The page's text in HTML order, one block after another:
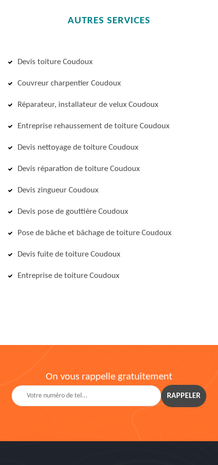
AUTRES SERVICES
Devis toiture Coudoux
Couvreur charpentier Coudoux
Réparateur, installateur de velux Coudoux
Entreprise rehaussement de toiture Coudoux
Devis nettoyage de toiture Coudoux
Devis réparation de toiture Coudoux
Devis zingueur Coudoux
Devis pose de gouttière Coudoux
Pose de bâche et bâchage de toiture Coudoux
Devis fuite de toiture Coudoux
Entreprise de toiture Coudoux
On vous rappelle gratuitement